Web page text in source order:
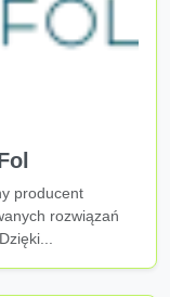
producent
rozwiązań